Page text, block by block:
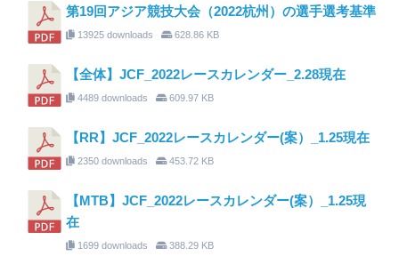
第19回アジア競技大会（2022杭州）の選手選考基準
13925 downloads 628.86 KB
【全体】JCF_2022レースカレンダー_2.28現在
4489 downloads 609.97 KB
【RR】JCF_2022レースカレンダー(案）_1.25現在
2350 downloads 453.72 KB
【MTB】JCF_2022レースカレンダー(案）_1.25現
在
1699 downloads 388.29 KB